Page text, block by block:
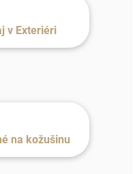
v Exteriéri
na kožušinu